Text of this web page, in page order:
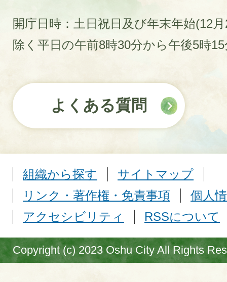
開庁日時：土日祝日及び年末年始(12
除く平日の午前8時30分から午後5時
よくある質問
組織から探す
サイトマップ
リンク・著作権・免責事項
個人
アクセシビリティ
RSSについて
Copyright (c) 2023 Oshu City All Rights